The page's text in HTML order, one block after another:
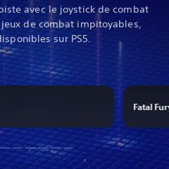
avec le joystick de combat
de combat impitoyables,
sur PS5.
Fatal